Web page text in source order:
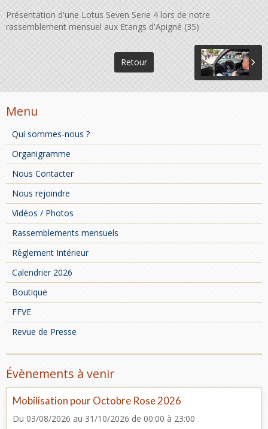
Présentation d'une Lotus Seven Serie 4 lors de notre
rassemblement mensuel aux Etangs d'Apigné (35)
Retour
Menu
Qui sommes-nous ?
Organigramme
Nous Contacter
Nous rejoindre
Vidéos / Photos
Rassemblements mensuels
Règlement Intérieur
Calendrier 2026
Boutique
FFVE
Revue de Presse
Évènements à venir
Mobilisation pour Octobre Rose 2026
Du 03/08/2026 au 31/10/2026 de 00:00 à 23:00